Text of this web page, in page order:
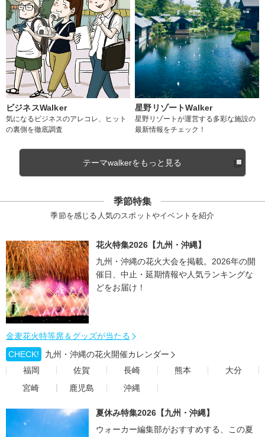
ビジネスWalker
気になるビジネスのアレコレ、ヒット
の裏側を徹底調査
星野リゾートWalker
星野リゾートが運営する多彩な施設の
最新情報をチェック！
テーマwalkerをもっと見る
季節特集
季節を感じる人気のスポットやイベントを紹介
花火特集2026【九州・沖縄】
九州・沖縄の花火大会を掲載。2026年の開
催日、中止・延期情報や人気ランキングな
どをお届け！
金麦花火特等席＆グッズが当たる
CHECK!
九州・沖縄の花火開催カレンダー
福岡
佐賀 長崎 熊本
大分
宮崎
鹿児島 沖縄
夏休み特集2026【九州・沖縄】
ウォーカー編集部がおすすめする、この夏